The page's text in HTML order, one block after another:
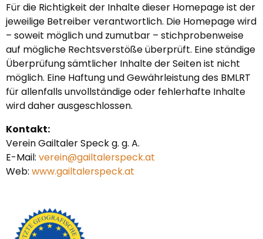
Für die Richtigkeit der Inhalte dieser Homepage ist der
jeweilige Betreiber verantwortlich. Die Homepage wird
– soweit möglich und zumutbar – stichprobenweise
auf mögliche Rechtsverstöße überprüft. Eine ständige
Überprüfung sämtlicher Inhalte der Seiten ist nicht
möglich. Eine Haftung und Gewährleistung des BMLRT
für allenfalls unvollständige oder fehlerhafte Inhalte
wird daher ausgeschlossen.
Kontakt:
Verein Gailtaler Speck g. g. A.
E-Mail: verein@gailtalerspeck.at
Web: www.gailtalerspeck.at